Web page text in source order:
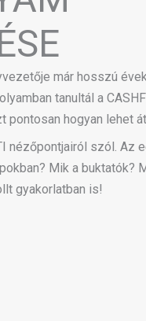
már hosszú
tanultál a
hogyan lehet
nézőpontjairól szól. Az
Mik a buktatók?
gyakorlatban is!